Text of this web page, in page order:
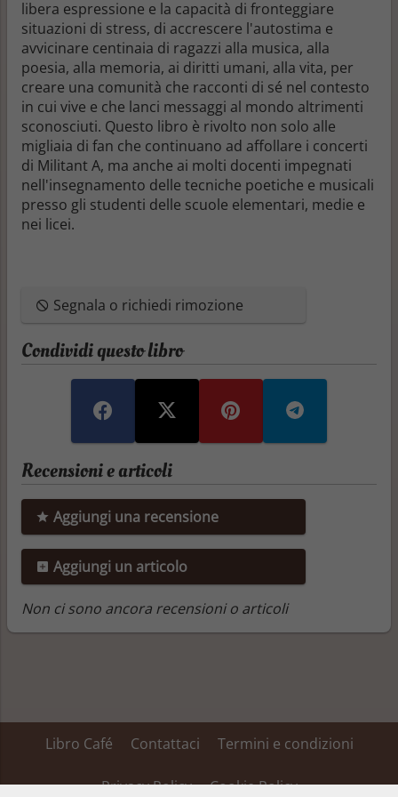
libera espressione e la capacità di fronteggiare
situazioni di stress, di accrescere l'autostima e
avvicinare centinaia di ragazzi alla musica, alla
poesia, alla memoria, ai diritti umani, alla vita, per
creare una comunità che racconti di sé nel contesto
in cui vive e che lanci messaggi al mondo altrimenti
sconosciuti. Questo libro è rivolto non solo alle
migliaia di fan che continuano ad affollare i concerti
di Militant A, ma anche ai molti docenti impegnati
nell'insegnamento delle tecniche poetiche e musicali
presso gli studenti delle scuole elementari, medie e
nei licei.
Segnala o richiedi rimozione
Condividi questo libro
Recensioni e articoli
Aggiungi una recensione
Aggiungi un articolo
Non ci sono ancora recensioni o articoli
Libro Café Contattaci Termini e condizioni
Privacy Policy Cookie Policy